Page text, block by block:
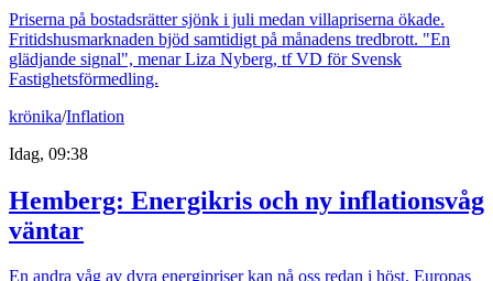
Priserna på bostadsrätter sjönk i juli medan villapriserna ökade.
Fritidshusmarknaden bjöd samtidigt på månadens tredbrott. "En
glädjande signal", menar Liza Nyberg, tf VD för Svensk
Fastighetsförmedling.
krönika/Inflation
Idag, 09:38
Hemberg: Energikris och ny inflationsvåg
väntar
En andra våg av dyra energipriser kan nå oss redan i höst. Europas